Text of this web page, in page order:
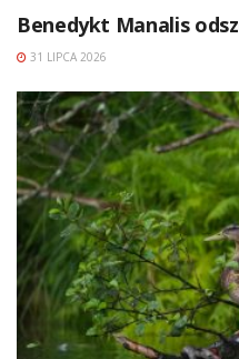
Benedykt Manalis
31 LIPCA 2026